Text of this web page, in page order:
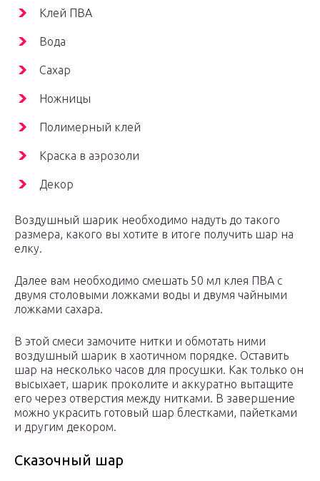
Клей ПВА
Вода
Сахар
Ножницы
Полимерный клей
Краска в аэрозоли
Декор
Воздушный шарик необходимо надуть до такого
размера, какого вы хотите в итоге получить шар на
елку.
Далее вам необходимо смешать 50 мл клея ПВА с
двумя столовыми ложками воды и двумя чайными
ложками сахара.
В этой смеси замочите нитки и обмотать ними
воздушный шарик в хаотичном порядке. Оставить
шар на несколько часов для просушки. Как только он
высыхает, шарик проколите и аккуратно вытащите
его через отверстия между нитками. В завершение
можно украсить готовый шар блестками, пайетками
и другим декором.
Сказочный шар